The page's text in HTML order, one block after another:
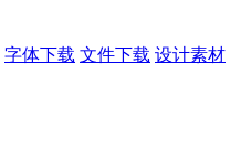
字体下载 文件下载 设计素材